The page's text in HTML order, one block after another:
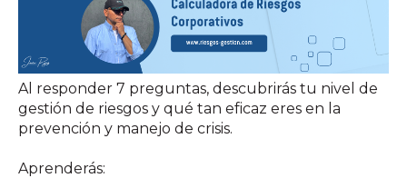
Al responder 7 preguntas, descubrirás tu nivel de
gestión de riesgos y qué tan eficaz eres en la
prevención y manejo de crisis.
Aprenderás: